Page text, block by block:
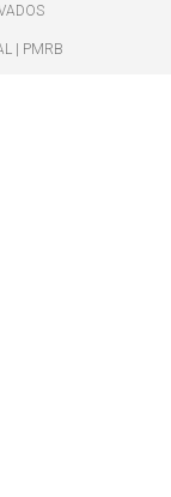
| PMRB